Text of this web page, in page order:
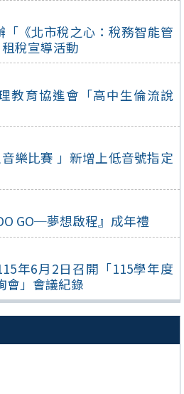
《北市稅之心：稅務智能管
稅宣導活動
教育協進會「高中生倫流說
樂比賽 」新增上低音號指定
GO─夢想啟程』成年禮
年6月2日召開「115學年度
會」會議紀錄